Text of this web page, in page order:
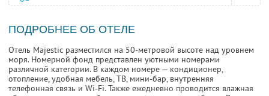
ПОДРОБНЕЕ ОБ ОТЕЛЕ
Отель Majestic разместился на 50-метровой высоте над уровнем
моря. Номерной фонд представлен уютными номерами
различной категории. В каждом номере — кондиционер,
отопление, удобная мебель, ТВ, мини-бар, внутренняя
телефонная связь и Wi-Fi. Также ежедневно проводится влажная